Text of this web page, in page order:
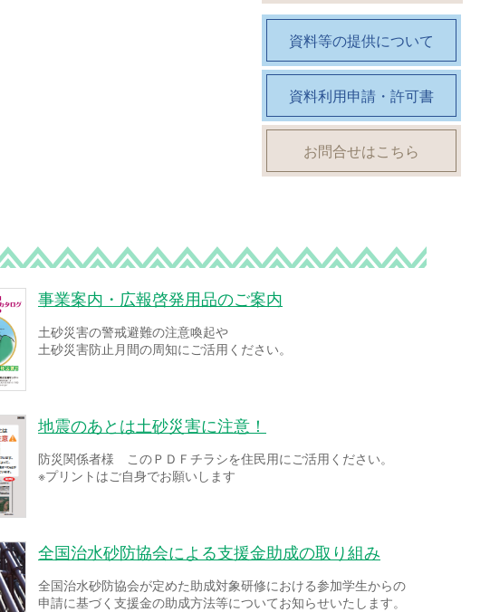
資料等の提供について
資料利用申請・許可書
お問合せはこちら
事業案内・広報啓発用品のご案内
土砂災害の警戒避難の注意喚起や
土砂災害防止月間の周知にご活用ください。
地震のあとは土砂災害に注意！
防災関係者様 このＰＤＦチラシを住民用にご活用ください。
※プリントはご自身でお願いします
全国治水砂防協会による支援金助成の取り組み
全国治水砂防協会が定めた助成対象研修における参加学生からの
申請に基づく支援金の助成方法等についてお知らせいたします。